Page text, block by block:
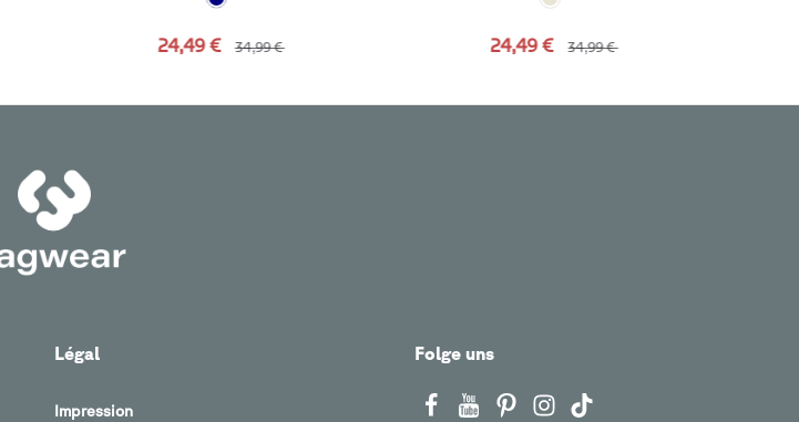
24,49 € 34,99 € 24,49 € 34,99 €
Folge uns
Légal
Impression